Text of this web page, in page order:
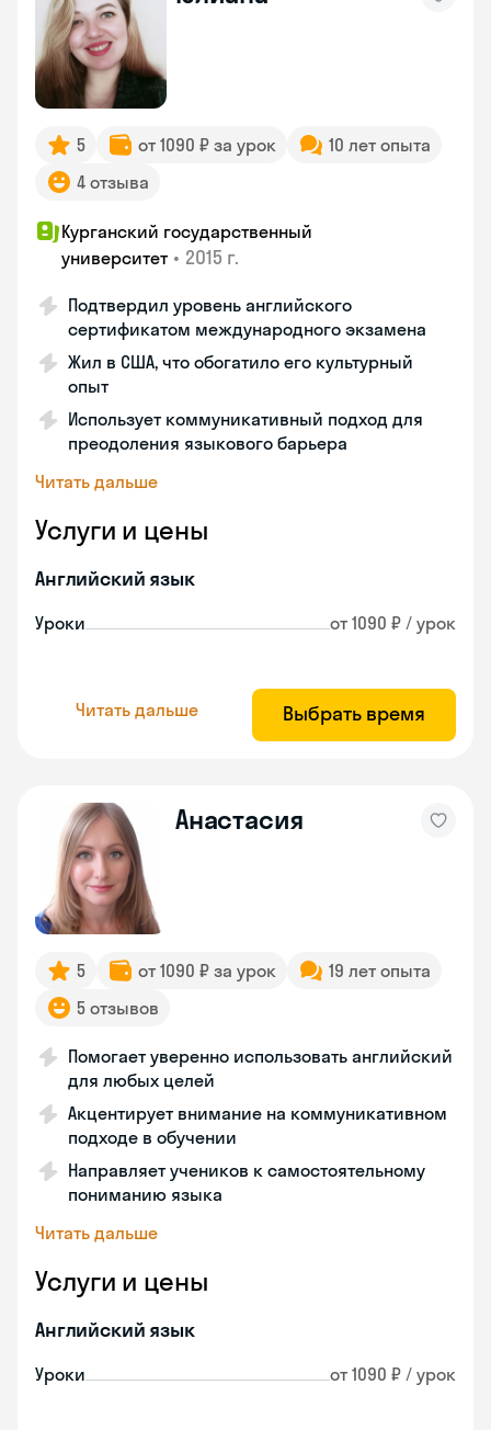
5 от 1090 ₽ за урок
10 лет опыта
4 отзыва
Курганский государственный
университет • 2015 г.
Подтвердил уровень английского
сертификатом международного экзамена
Жил в США, что обогатило его культурный
опыт
Использует коммуникативный подход для
преодоления языкового барьера
Читать дальше
Услуги и цены
Английский язык
Уроки от 1090 ₽ / урок
Читать дальше Выбрать время
Анастасия
5 от 1090 ₽ за урок
19 лет опыта
5 отзывов
Помогает уверенно использовать английский
для любых целей
Акцентирует внимание на коммуникативном
подходе в обучении
Направляет учеников к самостоятельному
пониманию языка
Читать дальше
Услуги и цены
Английский язык
Уроки от 1090 ₽ / урок